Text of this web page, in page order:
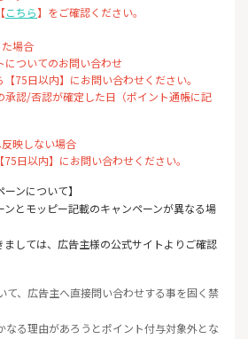
こちら】をご確認ください。
場合
ついてのお問い合わせ
75日以内】にお問い合わせください。
/否認が確定した日（ポイント通帳に記
映しない場合
日以内】にお問い合わせください。
ンについて】
とモッピー記載のキャンペーンが異なる場
しては、広告主様の公式サイトよりご確認
、広告主へ直接問い合わせする事を固く禁
なる理由があろうとポイント付与対象外とな